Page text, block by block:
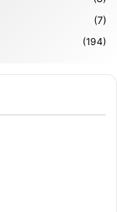
(7)
(194)